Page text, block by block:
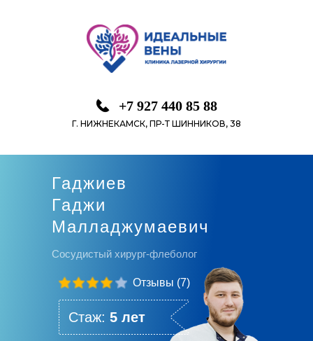
+7 927 440 85 88
Г. НИЖНЕКАМСК, ПР-Т ШИННИКОВ, 38
Гаджиев
Гаджи
Малладжумаевич
Сосудистый хирург-флеболог
Отзывы (7)
Стаж: 5 лет